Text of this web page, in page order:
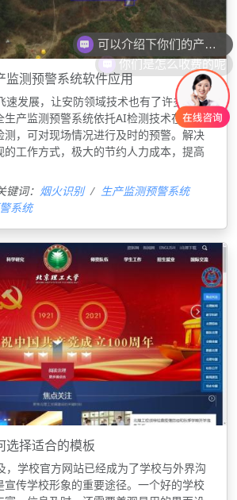
监测预警系统软件应用
发展，让安防领域技术也有了许多重大
生产监测预警系统依托AI检测技术在火灾
测，可对现场情况进行及时的预警。解决
工作方式，极大的节约人力成本，提高
键词： 烟火识别
生产监测预警系统
系统
选择适合的模板
学校官方网站已经成为了学校与外界沟
宣传学校形象的重要途径。一个好的学校
你们是怎么收费的呢